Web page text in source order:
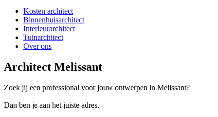
Kosten architect
Binnenhuisarchitect
Interieurarchitect
Tuinarchitect
Over ons
Architect Melissant
Zoek jij een professional voor jouw ontwerpen in Melissant?
Dan ben je aan het juiste adres.